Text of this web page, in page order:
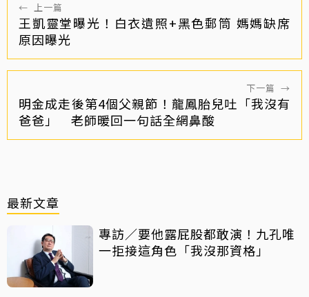
← 上一篇
王凱靈堂曝光！白衣遺照+黑色郵筒 媽媽缺席
原因曝光
下一篇 →
明金成走後第4個父親節！龍鳳胎兒吐「我沒有
爸爸」 老師暖回一句話全網鼻酸
最新文章
專訪／要他露屁股都敢演！九孔唯
一拒接這角色「我沒那資格」